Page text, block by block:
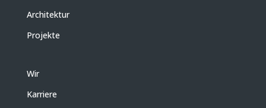
Architektur
Projekte
Wir
Karriere